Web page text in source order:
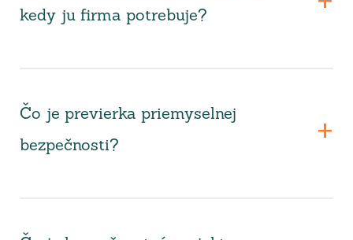
kedy ju firma potrebuje?
Čo je previerka priemyselnej
bezpečnosti?